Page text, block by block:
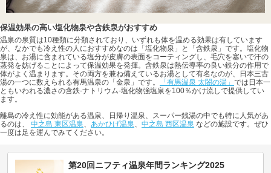
保温効果の高い塩化物泉や含鉄泉がおすすめ
温泉の泉質は10種類に分類されており、いずれも体を温める効果は有しています
が、なかでも冷え性の人におすすめなのは「塩化物泉」と「含鉄泉」です。塩化物
泉は、お湯に含まれている塩分が皮膚の表面をコーティングし、毛穴を塞いで汗の
蒸発を妨げることによって保温効果を発揮。含鉄泉は熱伝導率の良い鉄分の作用で
体がよく温まります。その両方を兼ね備えているお湯として有名なのが、日本三古
湯の一つに数えられる有馬温泉の「金泉」です。
「有馬温泉 太閤の湯」 では日本一
ともいわれる濃さの含鉄-ナトリウム-塩化物強塩泉を100％かけ流しで提供してい
ます。
離島の冷え性に効能がある温泉、日帰り温泉、スーパー銭湯の中でも特に人気があ
るのは、 中之島 東区温泉、 あかひげ温泉、 中之島 西区温泉 などの施設です。ぜひ
一度は足を運んでみてください。
第20回ニフティ温泉年間ランキング2025